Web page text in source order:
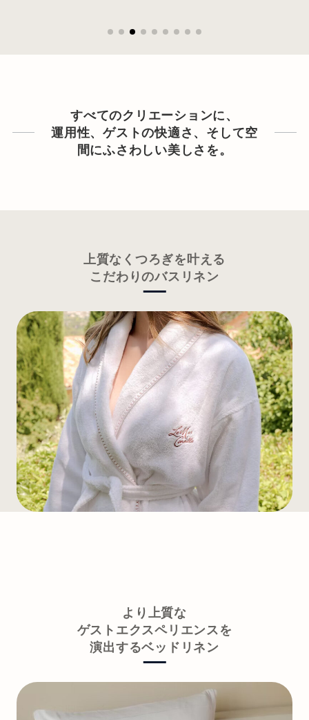
すべてのクリエーションに、
運用性、ゲストの快適さ、そして空
間にふさわしい美しさを。
上質なくつろぎを叶える
こだわりのバスリネン
より上質な
ゲストエクスペリエンスを
演出するベッドリネン